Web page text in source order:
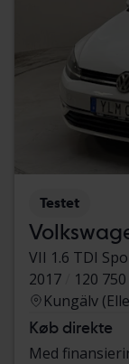
Testet
VII 1.6 TDI
2017
120
Kungälv
Køb direkte
Med